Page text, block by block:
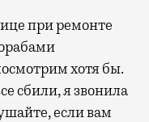
при ремонте
хотя бы.
сбили, я звонила
если вам